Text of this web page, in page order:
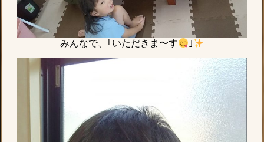
みんなで、｢いただきま〜す ｣